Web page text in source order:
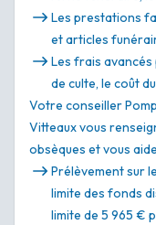
Les prestations
et articles
Les frais
de culte, le coût
Votre conseiller
Vitteaux vous
obsèques et vous
Prélèvement sur
limite des fonds
limite de 5 965 €